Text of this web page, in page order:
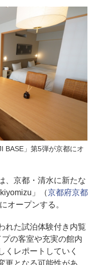
BASE」第5弾が京都にオ
、京都・清水に新たな
」（京都府京都
オープンする。
れた試泊体験付き内覧
の客室や充実の館内
くレポートしていく